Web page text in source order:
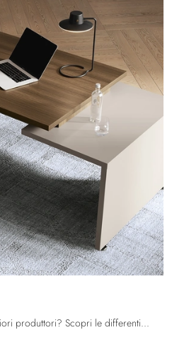
Cerchi Arredo Ufficio dei migliori produttori? Scopri le differenti soluzioni di scrivanie direzionali in melaminico, come il modello Go Easy ...